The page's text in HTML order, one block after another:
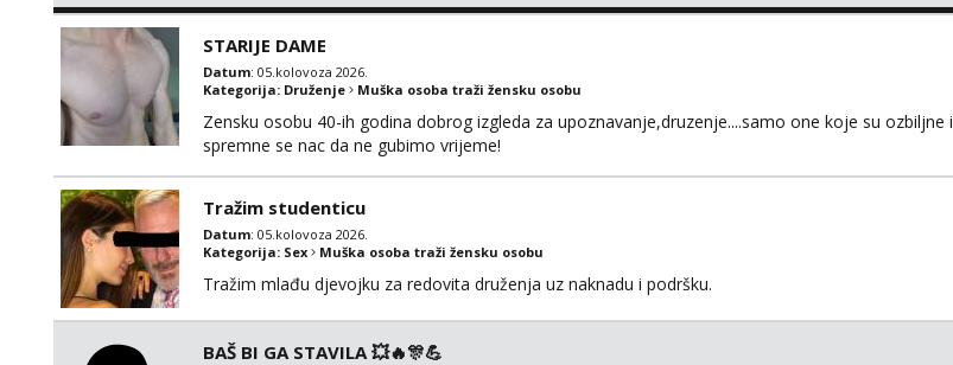
SVOJE NAJVECE FANTAZIJE😈 CEKA...
STARIJE DAME
Datum: 05.kolovoza 2026.
Kategorija: Druženje Muška osoba traži žensku osobu
Zensku osobu 40-ih godina dobrog izgleda za upoznavanje,druzenje....samo one koje su ozbiljne i
spremne se nac da ne gubimo vrijeme!
Tražim studenticu
Datum: 05.kolovoza 2026.
Kategorija: Sex Muška osoba traži žensku osobu
Tražim mlađu djevojku za redovita druženja uz naknadu i podršku.
BAŠ BI GA STAVILA 💥🔥🎊💪